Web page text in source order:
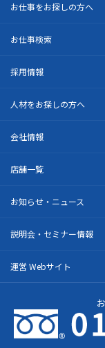
お仕事をお探しの方へ
お仕事検索
採用情報
人材をお探しの方へ
会社情報
店舗一覧
お知らせ・ニュース
説明会・セミナー情報
運営 Webサイト